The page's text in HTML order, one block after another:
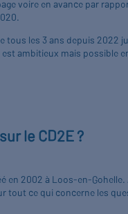
voire en avance par
les 3 ans depuis 2022
ambitieux mais possible
le CD2E ?
2002 à Loos-en-Gohelle.
tout ce qui concerne les